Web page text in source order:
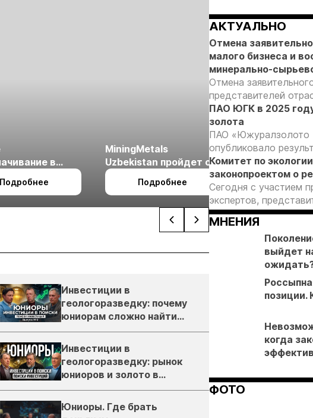
в
климате
Подробнее
MiningMetals
Uzbekistan пройдет с
27 по 29 октября в г.
Ташкент
Подробнее
Выставка
2026»
Инвестиции в
геологоразведку: почему
юниорам сложно найти
деньги
Инвестиции в
геологоразведку: рынок
юниоров и золото в
России
Юниоры. Где брать
АКТУАЛЬНО
Отмена
малого бизнеса и
минерально-
Отмена
представителей
ПАО ЮГК в 2025
золота
ПАО «Южуралзолото
опубликовало
Комитет по
законопроектом о
Сегодня с участием
экспертов,
МНЕНИЯ
выйдет
позиции.
когда
ФОТО